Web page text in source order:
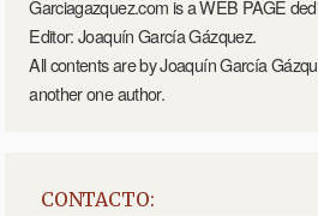
Garciagazquez.com is a WEB PAGE
Editor: Joaquín García Gázquez.
All contents are by Joaquín García
another one author.
CONTACTO: